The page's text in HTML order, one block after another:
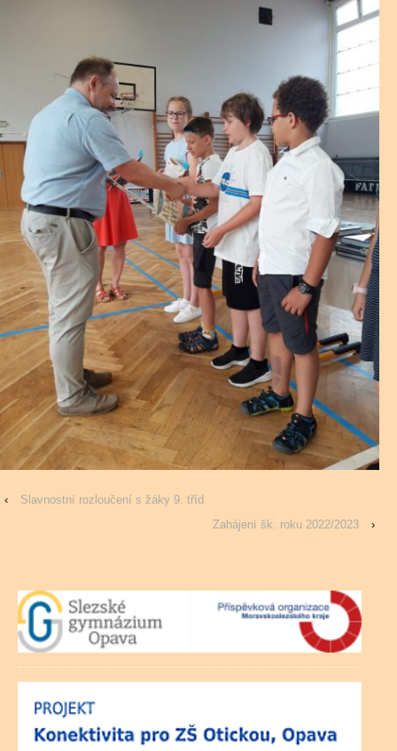
‹
Slavnostní rozloučení s žáky 9. tříd
Zahájení šk. roku 2022/2023
›